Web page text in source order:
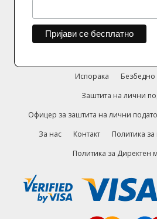
Испорака
Заштита на лични
Офицер за заштита на лични
За нас
Контакт
Политика
Политика за Директен